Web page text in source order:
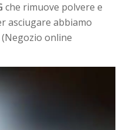
che rimuove polvere e
asciugare abbiamo
(Negozio online